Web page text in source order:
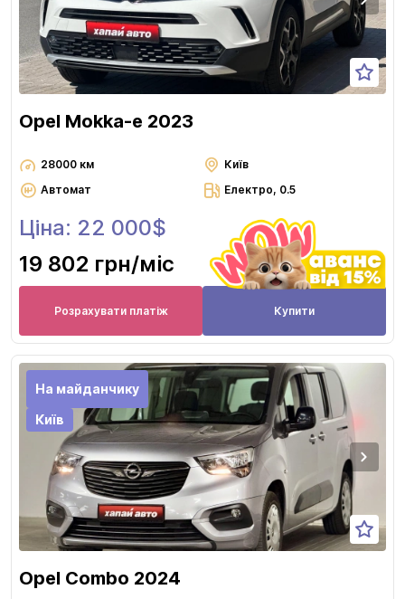
Opel Mokka-e 2023
28000 км
Київ
Автомат
Електро, 0.5
Ціна: 22 000$
19 802 грн/міс
Розрахувати платіж Купити
На майданчику
Київ
Opel Combo 2024